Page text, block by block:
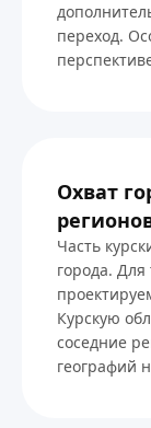
переход.
Охват
Часть
города. Для
Курскую
соседние
географий